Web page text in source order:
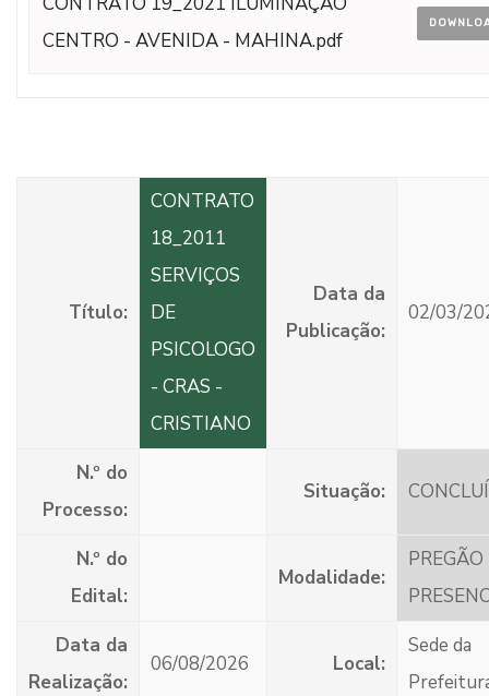
CENTRO - AVENIDA - MAHINA.pdf
Título:
CONTRATO
18_2011
SERVIÇOS
DE
PSICOLOGO
- CRAS -
CRISTIANO
Data da
Publicação:
02/03/
N.º do
Processo:
Situação:
N.º do
Edital:
Modalidade:
PREGÃO
Data da
Realização:
06/08/2026 Local:
Sede da